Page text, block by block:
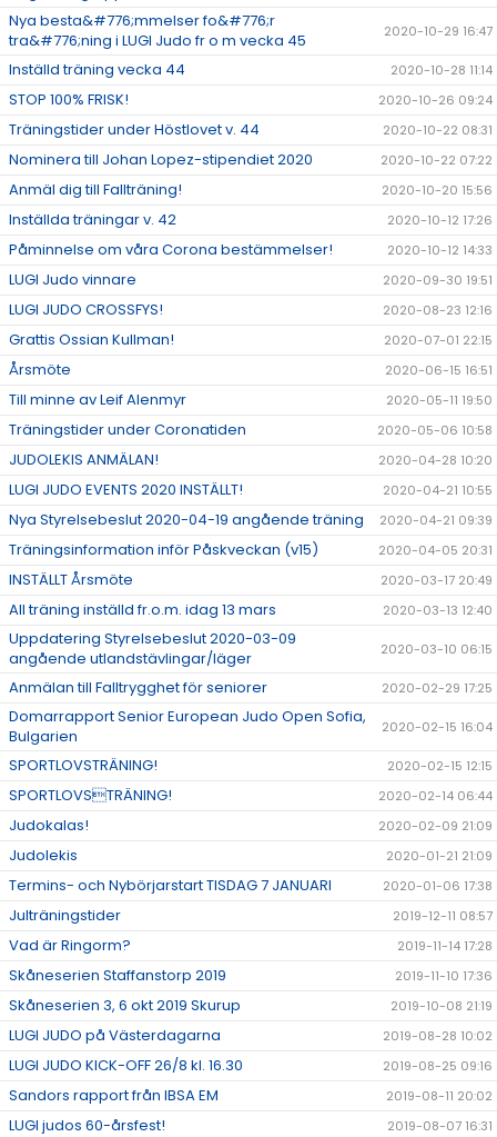
Nya besta&#776;mmelser fo&#776;r
tra&#776;ning i LUGI Judo fr o m vecka 45
2020-10-29 16:47
Inställd träning vecka 44 2020-10-28 11:14
STOP 100% FRISK! 2020-10-26 09:24
Träningstider under Höstlovet v. 44 2020-10-22 08:31
Nominera till Johan Lopez-stipendiet 2020 2020-10-22 07:22
Anmäl dig till Fallträning! 2020-10-20 15:56
Inställda träningar v. 42 2020-10-12 17:26
Påminnelse om våra Corona bestämmelser! 2020-10-12 14:33
LUGI Judo vinnare 2020-09-30 19:51
LUGI JUDO CROSSFYS! 2020-08-23 12:16
Grattis Ossian Kullman! 2020-07-01 22:15
Årsmöte 2020-06-15 16:51
Till minne av Leif Alenmyr 2020-05-11 19:50
Träningstider under Coronatiden 2020-05-06 10:58
JUDOLEKIS ANMÄLAN! 2020-04-28 10:20
LUGI JUDO EVENTS 2020 INSTÄLLT! 2020-04-21 10:55
Nya Styrelsebeslut 2020-04-19 angående träning 2020-04-21 09:39
Träningsinformation inför Påskveckan (v15) 2020-04-05 20:31
INSTÄLLT Årsmöte 2020-03-17 20:49
All träning inställd fr.o.m. idag 13 mars 2020-03-13 12:40
Uppdatering Styrelsebeslut 2020-03-09
angående utlandstävlingar/läger
2020-03-10 06:15
Anmälan till Falltrygghet för seniorer 2020-02-29 17:25
Domarrapport Senior European Judo Open Sofia,
Bulgarien
2020-02-15 16:04
SPORTLOVSTRÄNING! 2020-02-15 12:15
SPORTLOVSTRÄNING! 2020-02-14 06:44
Judokalas! 2020-02-09 21:09
Judolekis 2020-01-21 21:09
Termins- och Nybörjarstart TISDAG 7 JANUARI 2020-01-06 17:38
Julträningstider 2019-12-11 08:57
Vad är Ringorm? 2019-11-14 17:28
Skåneserien Staffanstorp 2019 2019-11-10 17:36
Skåneserien 3, 6 okt 2019 Skurup 2019-10-08 21:19
LUGI JUDO på Västerdagarna 2019-08-28 10:02
LUGI JUDO KICK-OFF 26/8 kl. 16.30 2019-08-25 09:16
Sandors rapport från IBSA EM 2019-08-11 20:02
LUGI judos 60-årsfest! 2019-08-07 16:31